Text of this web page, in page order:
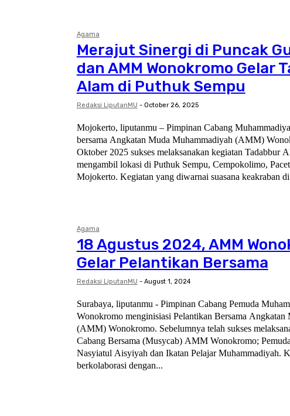
Agama
Merajut Sinergi di Puncak
dan AMM Wonokromo Gelar
Alam di Puthuk Sempu
Redaksi LiputanMU - October 26, 2025
Mojokerto, liputanmu – Pimpinan Cabang
bersama Angkatan Muda Muhammadiyah (AMM)
Oktober 2025 sukses melaksanakan kegiatan Tadabbur
mengambil lokasi di Puthuk Sempu, Cempokolimo,
Mojokerto. Kegiatan yang diwarnai suasana keakraban
Agama
18 Agustus 2024, AMM
Gelar Pelantikan Bersama
Redaksi LiputanMU - August 1, 2024
Surabaya, liputanmu - Pimpinan Cabang Pemuda
Wonokromo menginisiasi Pelantikan Bersama Angkatan
(AMM) Wonokromo. Sebelumnya telah sukses
Cabang Bersama (Musycab) AMM Wonokromo;
Nasyiatul Aisyiyah dan Ikatan Pelajar Muhammadiyah. Kegiatan ini akan
berkolaborasi dengan...